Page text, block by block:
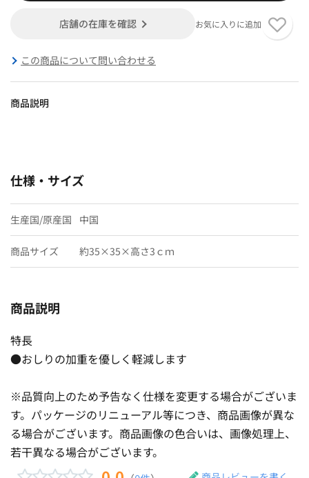
店舗の在庫を確認 お気に入りに追加
この商品について問い合わせる
商品説明
仕様・サイズ
生産国/原産国 中国
商品サイズ 約35×35×高さ3ｃｍ
商品説明
特長
●おしりの加重を優しく軽減します
※品質向上のため予告なく仕様を変更する場合がございま
す。パッケージのリニューアル等につき、商品画像が異な
る場合がございます。商品画像の色合いは、画像処理上、
若干異なる場合がございます。